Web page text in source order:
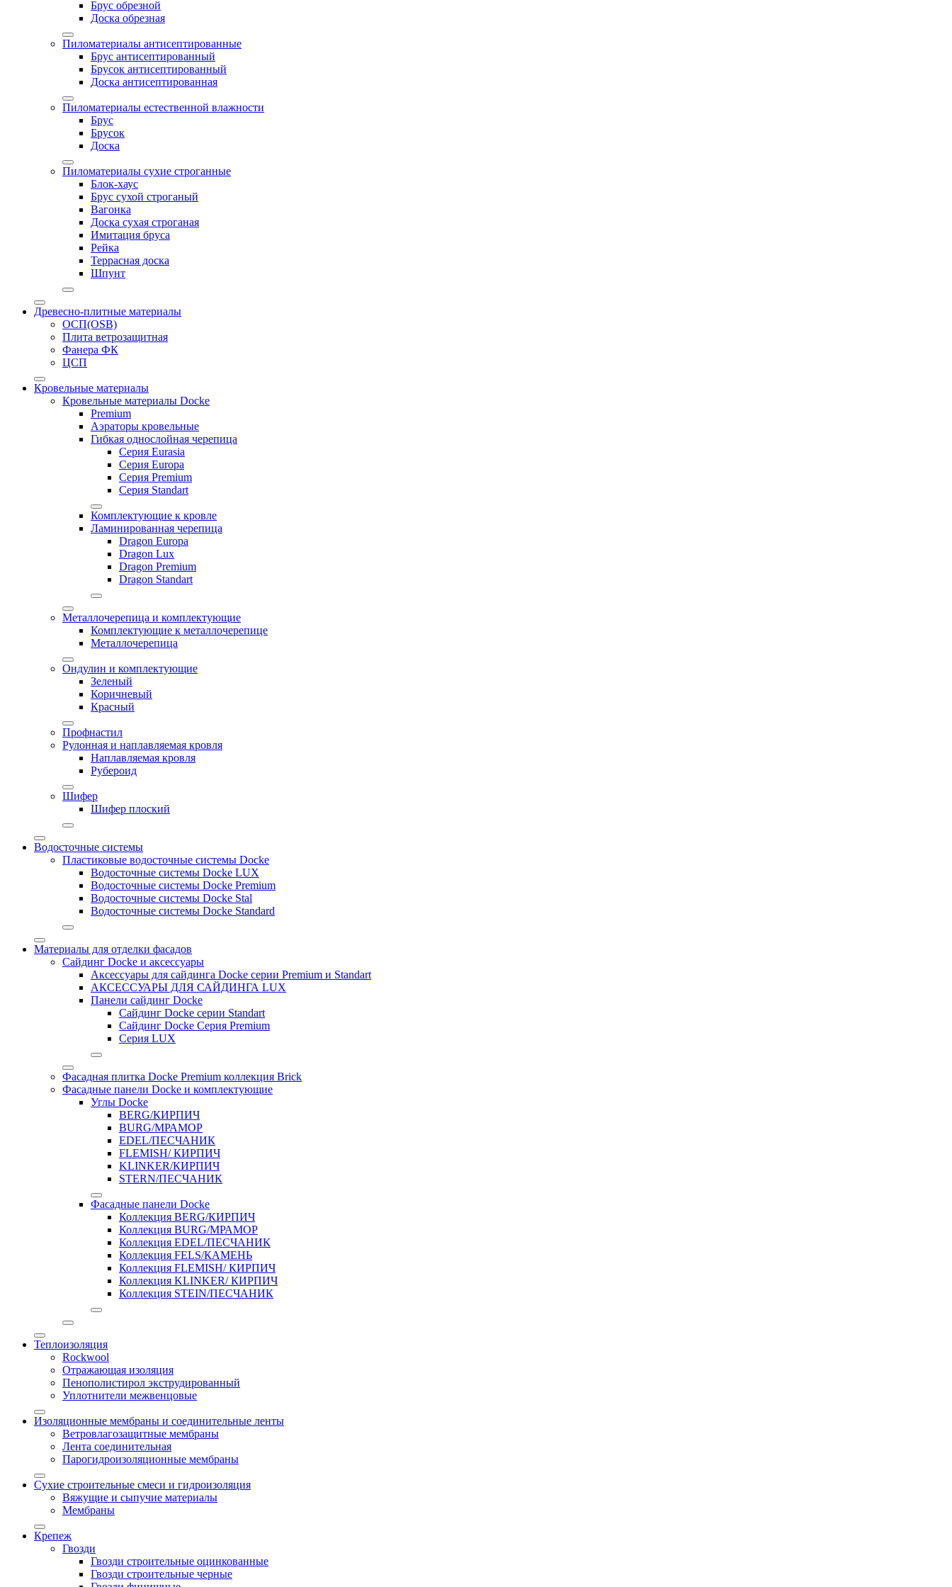
Брус обрезной
Доска обрезная
Пиломатериалы антисептированные
Брус антисептированный
Брусок антисептированный
Доска антисептированная
Пиломатериалы естественной влажности
Брус
Брусок
Доска
Пиломатериалы сухие строганные
Блок-хаус
Брус сухой строганый
Вагонка
Доска сухая строганая
Имитация бруса
Рейка
Террасная доска
Шпунт
Древесно-плитные материалы
ОСП(OSB)
Плита ветрозащитная
Фанера ФК
ЦСП
Кровельные материалы
Кровельные материалы Docke
Premium
Аэраторы кровельные
Гибкая однослойная черепица
Серия Eurasia
Серия Europa
Серия Premium
Серия Standart
Комплектующие к кровле
Ламинированная черепица
Dragon Europa
Dragon Lux
Dragon Premium
Dragon Standart
Металлочерепица и комплектующие
Комплектующие к металлочерепице
Металлочерепица
Ондулин и комплектующие
Зеленый
Коричневый
Красный
Профнастил
Рулонная и наплавляемая кровля
Наплавляемая кровля
Рубероид
Шифер
Шифер плоский
Водосточные системы
Пластиковые водосточные системы Docke
Водосточные системы Docke LUX
Водосточные системы Docke Premium
Водосточные системы Docke Stal
Водосточные системы Docke Standard
Материалы для отделки фасадов
Сайдинг Docke и аксессуары
Аксессуары для сайдинга Docke серии Premium и Standart
АКСЕССУАРЫ ДЛЯ САЙДИНГА LUX
Панели сайдинг Docke
Cайдинг Docke серии Standart
Сайдинг Docke Серия Premium
Серия LUX
Фасадная плитка Docke Premium коллекция Brick
Фасадные панели Docke и комплектующие
Углы Docke
BERG/КИРПИЧ
BURG/МРАМОР
EDEL/ПЕСЧАНИК
FLEMISH/ КИРПИЧ
KLINKER/КИРПИЧ
STERN/ПЕСЧАНИК
Фасадные панели Docke
Коллекция BERG/КИРПИЧ
Коллекция BURG/МРАМОР
Коллекция EDEL/ПЕСЧАНИК
Коллекция FELS/КАМЕНЬ
Коллекция FLEMISH/ КИРПИЧ
Коллекция KLINKER/ КИРПИЧ
Коллекция STEIN/ПЕСЧАНИК
Теплоизоляция
Rockwool
Отражающая изоляция
Пенополистирол экструдированный
Уплотнители межвенцовые
Изоляционные мембраны и соединительные ленты
Ветровлагозащитные мембраны
Лента соединительная
Парогидроизоляционные мембраны
Сухие строительные смеси и гидроизоляция
Вяжущие и сыпучие материалы
Мембраны
Крепеж
Гвозди
Гвозди строительные оцинкованные
Гвозди строительные черные